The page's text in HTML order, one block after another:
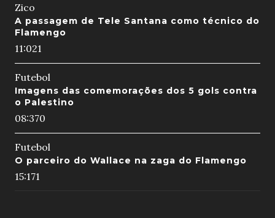
Zico
A passagem de Tele Santana como técnico do
Flamengo
11:021
Futebol
Imagens das comemorações dos 5 gols contra
o Palestino
08:370
Futebol
O parceiro do Wallace na zaga do Flamengo
15:171